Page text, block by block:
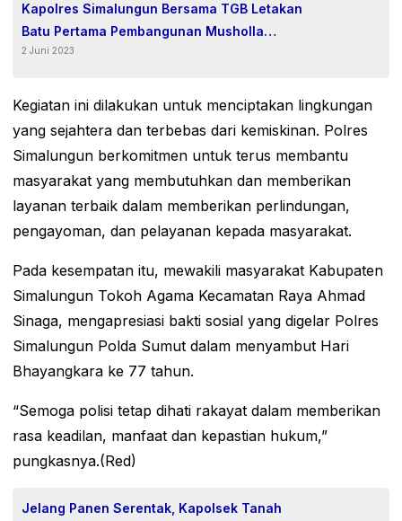
Kapolres Simalungun Bersama TGB Letakan
Batu Pertama Pembangunan Musholla
Polsek Tanah Jawa, “Harapkan Moralitas
2 Juni 2023
Kegiatan ini dilakukan untuk menciptakan lingkungan
yang sejahtera dan terbebas dari kemiskinan. Polres
Simalungun berkomitmen untuk terus membantu
masyarakat yang membutuhkan dan memberikan
layanan terbaik dalam memberikan perlindungan,
pengayoman, dan pelayanan kepada masyarakat.
Pada kesempatan itu, mewakili masyarakat Kabupaten
Simalungun Tokoh Agama Kecamatan Raya Ahmad
Sinaga, mengapresiasi bakti sosial yang digelar Polres
Simalungun Polda Sumut dalam menyambut Hari
Bhayangkara ke 77 tahun.
“Semoga polisi tetap dihati rakayat dalam memberikan
rasa keadilan, manfaat dan kepastian hukum,”
pungkasnya.(Red)
Jelang Panen Serentak, Kapolsek Tanah